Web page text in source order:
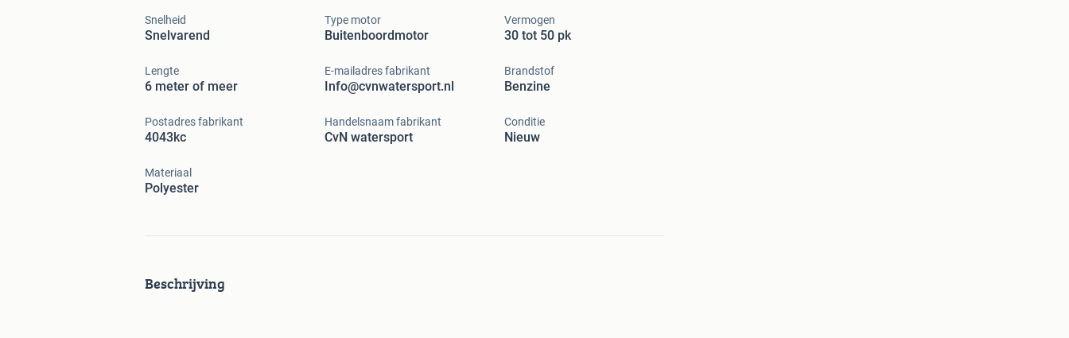
Snelheid
Snelvarend
Type motor
Buitenboordmotor
Vermogen
30 tot 50 pk
Lengte
6 meter of meer
E-mailadres fabrikant
Info@cvnwatersport.nl
Brandstof
Benzine
Postadres fabrikant
4043kc
Handelsnaam fabrikant
CvN watersport
Conditie
Nieuw
Materiaal
Polyester
Beschrijving